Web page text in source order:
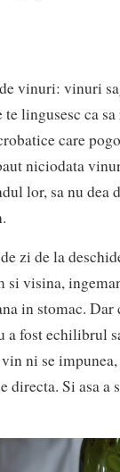
vinuri: vinuri
lingusesc ca
care
niciodata
lor, sa nu dea
zi de la
si visina,
in stomac. Dar
a fost echilibrul
ni se
directa. Si asa a